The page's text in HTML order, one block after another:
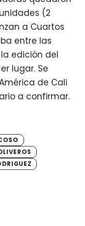
(2
a Cuartos
entre las
edición del
lugar. Se
de Cali
a confirmar.